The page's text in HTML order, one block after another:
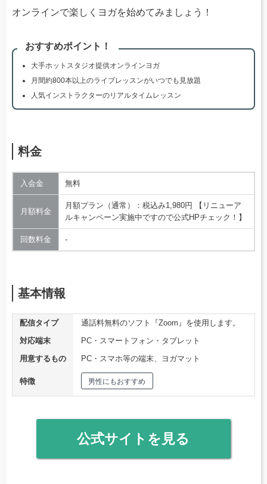
オンラインで楽しくヨガを始めてみましょう！
おすすめポイント！
大手ホットスタジオ提供オンラインヨガ
月間約800本以上のライブレッスンがいつでも見放題
人気インストラクターのリアルタイムレッスン
料金
入会金 無料
月額料金
月額プラン（通常）：税込み1,980円 【リニューア
ルキャンペーン実施中ですので公式HPチェック！】
回数料金 ‐
基本情報
配信タイプ
通話料無料のソフト『Zoom』を使用します。
対応端末
PC・スマートフォン・タブレット
用意するもの
PC・スマホ等の端末、ヨガマット
特徴 男性にもおすすめ
公式サイトを見る